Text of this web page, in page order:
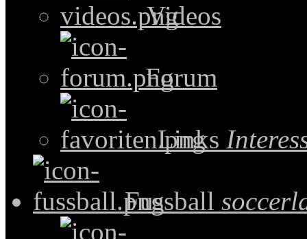
Videos
Forum
Links
Fussball